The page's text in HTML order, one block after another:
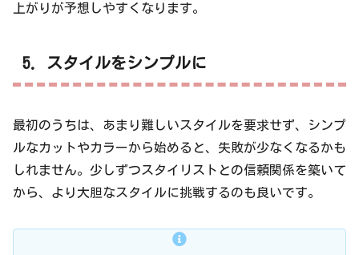
上がりが予想しやすくなります。
5. スタイルをシンプルに
最初のうちは、あまり難しいスタイルを要求せず、シンプ
ルなカットやカラーから始めると、失敗が少なくなるかも
しれません。少しずつスタイリストとの信頼関係を築いて
から、より大胆なスタイルに挑戦するのも良いです。